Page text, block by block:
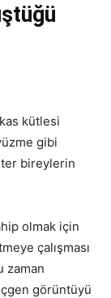
kütlesi
gibi
bireylerin
olmak için
çalışması
zaman
görüntüyü